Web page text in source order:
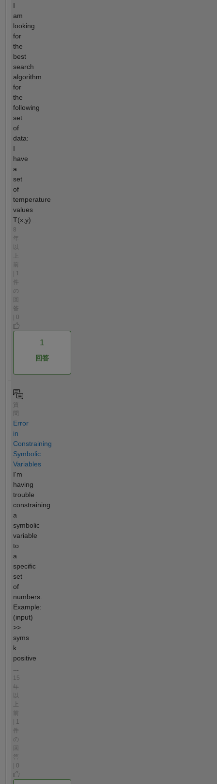
I
am
looking
for
the
best
search
algorithm
for
the
following
set
of
data:
I
have
a
set
of
temperature
values
T(x,y)...
8
年
以
前
| 1
件
の
回
答
| 0
1
回答
質
Error
in
Constraining
Symbolic
Variables
I'm
having
trouble
constraining
a
symbolic
variable
to
a
specific
set
of
numbers.
Example:
(input)
>>
syms
k
positive
...
15
年
以
前
| 1
件
の
回
答
| 0